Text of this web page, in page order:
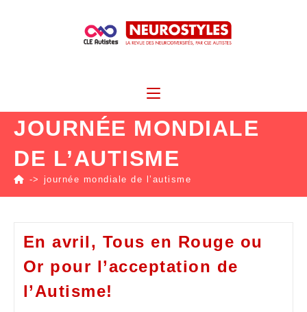
JOURNÉE MONDIALE
DE L’AUTISME
-> journée mondiale de l’autisme
En avril, Tous en Rouge ou
Or pour l’acceptation de
l’Autisme!